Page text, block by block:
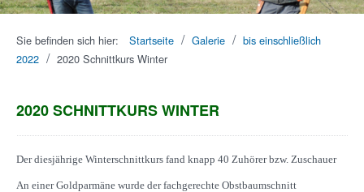
Sie befinden sich hier: Startseite / Galerie / bis einschließlich
2022 / 2020 Schnittkurs Winter
2020 SCHNITTKURS WINTER
Der diesjährige Winterschnittkurs fand knapp 40 Zuhörer bzw. Zuschauer
An einer Goldparmäne wurde der fachgerechte Obstbaumschnitt